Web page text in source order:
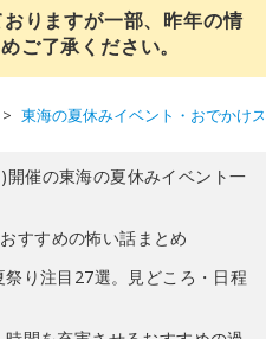
りますが一部、昨年の情
ご了承ください。
東海の夏休みイベント・おでかけ
催の東海の夏休みイベント一
すすめの怖い話まとめ
祭り注目27選。見どころ・日程